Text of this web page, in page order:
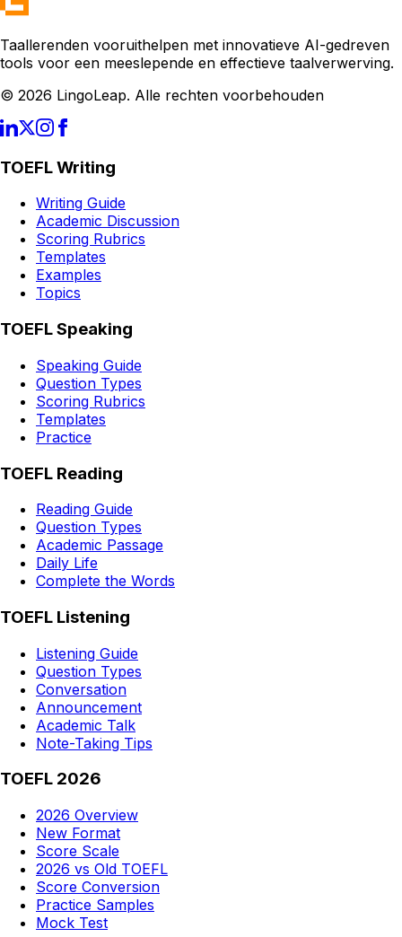
Taallerenden vooruithelpen met innovatieve AI-gedreven
tools voor een meeslepende en effectieve taalverwerving.
© 2026 LingoLeap. Alle rechten voorbehouden
TOEFL Writing
Writing Guide
Academic Discussion
Scoring Rubrics
Templates
Examples
Topics
TOEFL Speaking
Speaking Guide
Question Types
Scoring Rubrics
Templates
Practice
TOEFL Reading
Reading Guide
Question Types
Academic Passage
Daily Life
Complete the Words
TOEFL Listening
Listening Guide
Question Types
Conversation
Announcement
Academic Talk
Note-Taking Tips
TOEFL 2026
2026 Overview
New Format
Score Scale
2026 vs Old TOEFL
Score Conversion
Practice Samples
Mock Test